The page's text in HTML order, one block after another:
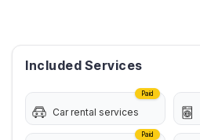
Included Services
Paid
Car rental services
Paid